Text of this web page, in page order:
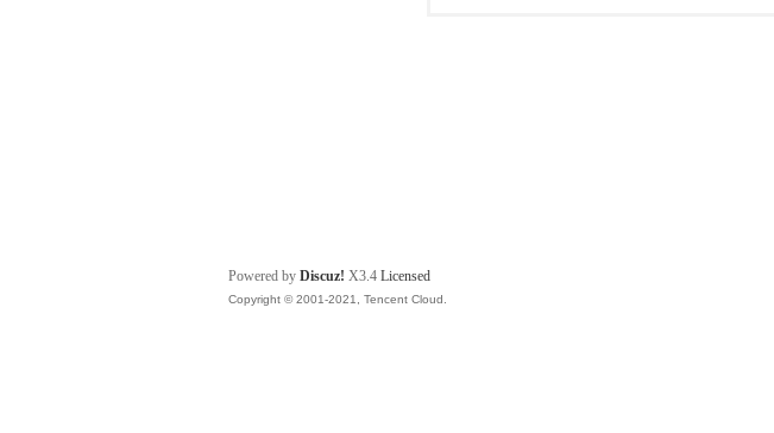
Powered by Discuz! X3.4 Licensed
Copyright © 2001-2021, Tencent Cloud.